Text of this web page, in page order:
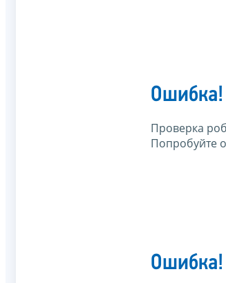
Ошибка!
Проверка
Попробуйте
Ошибка!